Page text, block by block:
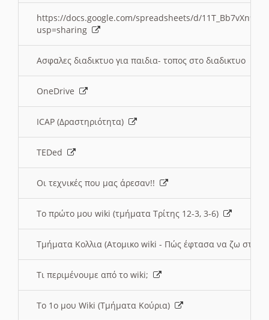
https://docs.google.com/spreadsheets/d/
usp=sharing
Ασφαλες διαδικτυο για παιδια- τοπος στο διαδικτυο
OneDrive
ICAP (Δραστηριότητα)
TEDed
Οι τεχνικές που μας άρεσαν!!
Το πρώτο μου wiki (τμήματα Τρίτης 12-3, 3-6)
Τμήματα Κολλια (Ατομικο wiki - Πώς έφτασα να ζω στην
Τι περιμένουμε από το wiki;
Το 1ο μου Wiki (Τμήματα Κούρια)